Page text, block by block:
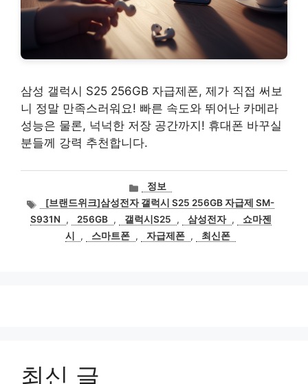
삼성 갤럭시 S25 256GB 자급제폰, 제가 직접 써보
니 정말 만족스러워요! 빠른 속도와 뛰어난 카메라
성능은 물론, 넉넉한 저장 공간까지! 휴대폰 바꾸실
분들께 강력 추천합니다.
카
테
고
리
정보
태
그
[브랜드위크]삼성전자 갤럭시 S25 256GB 자급제 SM-
S931N
, 256GB , 갤럭시S25 , 삼성전자 ,
쇼마젠
시
, 스마트폰 , 자급제폰 , 최신폰
최신 글